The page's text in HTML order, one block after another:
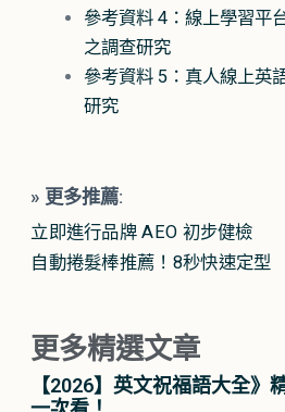
參考資料 4：線上學習平
之調查研究
參考資料 5：真人線上英
研究
» 更多推薦:
立即進行品牌 AEO 初步健檢
自動捲髮棒推薦！8秒快速定型
更多精選文章
【2026】英文祝福語大全》